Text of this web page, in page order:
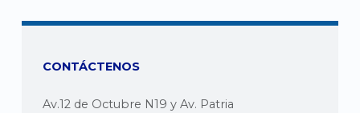
CONTÁCTENOS
Av.12 de Octubre N19 y Av. Patria